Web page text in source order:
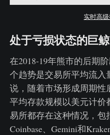
实时高
处于亏损状态的巨鲸
在2018-19年熊市的后期
个趋势是交易所平均流
说，随着市场形成周期
平均存款规模以美元计
易所都存在这种情况，包
Coinbase、Gemini和Kraken